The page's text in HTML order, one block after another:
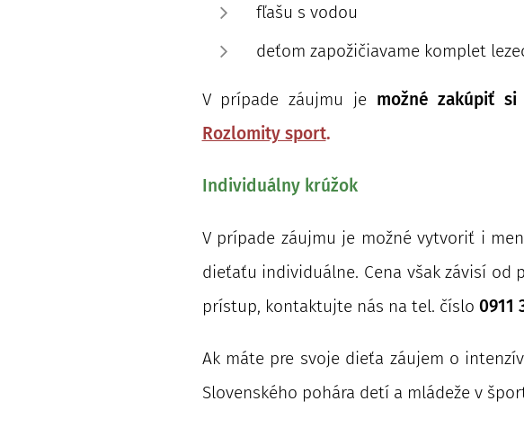
fľašu s vodou
deťom zapožičiavame komplet
V prípade záujmu je možné zakúpiť
Rozlomity sport.
Individuálny krúžok
V prípade záujmu je možné vytvoriť i
dieťaťu individuálne. Cena však závisí
prístup, kontaktujte nás na tel. číslo 0911
Ak máte pre svoje dieťa záujem o
Slovenského pohára detí a mládeže v